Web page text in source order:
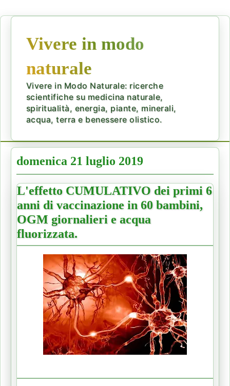
Vivere in modo
naturale
Vivere in Modo Naturale: ricerche
scientifiche su medicina naturale,
spiritualità, energia, piante, minerali,
acqua, terra e benessere olistico.
domenica 21 luglio 2019
L'effetto CUMULATIVO dei primi 6
anni di vaccinazione in 60 bambini,
OGM giornalieri e acqua
fluorizzata.